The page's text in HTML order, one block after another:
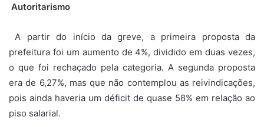
Autoritarismo
A partir do início da greve, a primeira proposta da
prefeitura foi um aumento de 4%, dividido em duas vezes,
o que foi rechaçado pela categoria. A segunda proposta
era de 6,27%, mas que não contemplou as reivindicações,
pois ainda haveria um déficit de quase 58% em relação ao
piso salarial.